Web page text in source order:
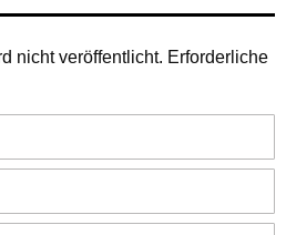
nicht veröffentlicht. Erforderliche